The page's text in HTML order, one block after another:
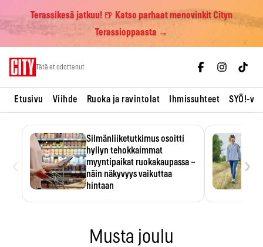
Terassikesä jatkuu! 🍺 Katso parhaat menovinkit Cityn
Terassioppaasta →
Tätä et odottanut
Etusivu Viihde Ruoka ja ravintolat Ihmissuhteet SYÖ!-
Silmänliiketutkimus osoitti
hyllyn tehokkaimmat
myyntipaikat ruokakaupassa –
näin näkyvyys vaikuttaa
hintaan
›
Musta joulu